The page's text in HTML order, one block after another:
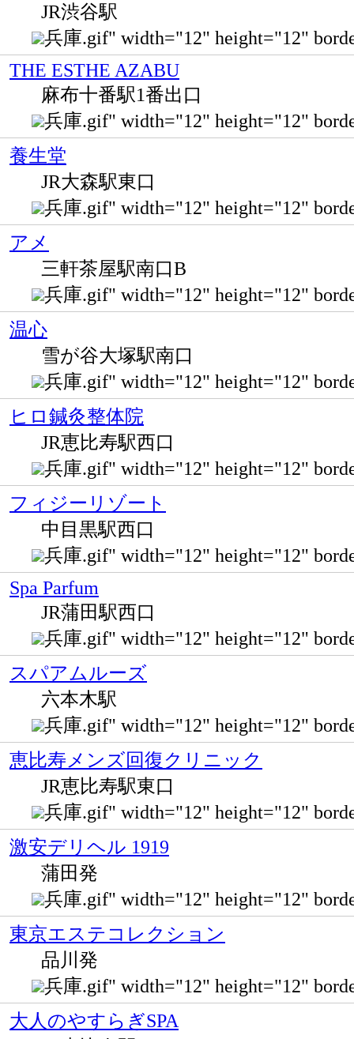
JR渋谷駅
兵庫.gif" width="12" height="12"
THE ESTHE AZABU
麻布十番駅1番出口
兵庫.gif" width="12" height="12"
養生堂
JR大森駅東口
兵庫.gif" width="12" height="12"
アメ
三軒茶屋駅南口B
兵庫.gif" width="12" height="12"
温心
雪が谷大塚駅南口
兵庫.gif" width="12" height="12"
ヒロ鍼灸整体院
JR恵比寿駅西口
兵庫.gif" width="12" height="12"
フィジーリゾート
中目黒駅西口
兵庫.gif" width="12" height="12"
Spa Parfum
JR蒲田駅西口
兵庫.gif" width="12" height="12"
スパアムルーズ
六本木駅
兵庫.gif" width="12" height="12"
恵比寿メンズ回復クリニック
JR恵比寿駅東口
兵庫.gif" width="12" height="12"
激安デリヘル 1919
蒲田発
兵庫.gif" width="12" height="12"
東京エステコレクション
品川発
兵庫.gif" width="12" height="12"
大人のやすらぎSPA